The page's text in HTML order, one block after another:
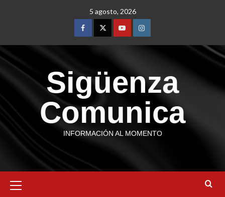
5 agosto, 2026
Sigüenza
Comunica
INFORMACIÓN AL MOMENTO